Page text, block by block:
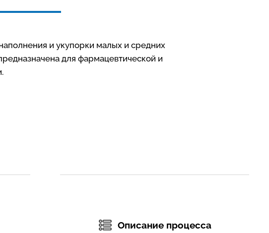
и укупорки малых и средних
для фармацевтической и
Описание процесса